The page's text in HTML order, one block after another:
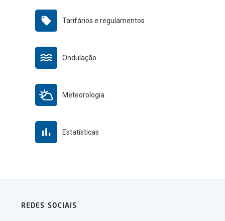
Tarifários e regulamentos
Ondulação
Meteorologia
Estatísticas
REDES SOCIAIS